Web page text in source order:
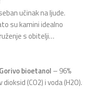
učinak na ljude.
su kamini idealno
s obitelji…
Gorivo bioetanol – 96%
(CO2) i voda (H2O).